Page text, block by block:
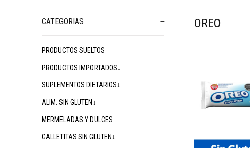
CATEGORIAS
PRODUCTOS SUELTOS
PRODUCTOS IMPORTADOS↓
SUPLEMENTOS DIETARIOS↓
ALIM. SIN GLUTEN↓
MERMELADAS Y DULCES
GALLETITAS SIN GLUTEN↓
OREO
$3.400